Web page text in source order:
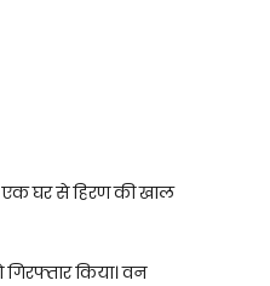
एक घर से हिरण की खाल
गिरफ्तार किया। वन